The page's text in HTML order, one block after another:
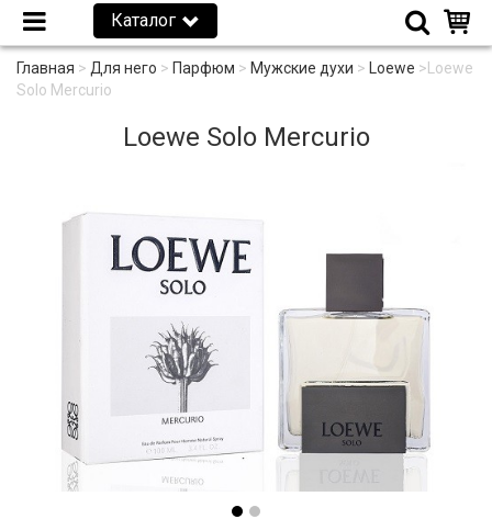
Каталог
Главная > Для него > Парфюм > Мужские духи > Loewe > Loewe
Solo Mercurio
Loewe Solo Mercurio